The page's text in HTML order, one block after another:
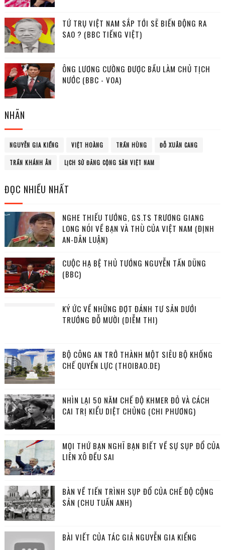
TỨ TRỤ VIỆT NAM SẮP TỚI SẼ BIẾN ĐỘNG RA
SAO ? (BBC TIẾNG VIỆT)
ÔNG LƯƠNG CƯỜNG ĐƯỢC BẦU LÀM CHỦ TỊCH
NƯỚC (BBC - VOA)
NHÃN
NGUYỄN GIA KIỂNG VIỆT HOÀNG TRẦN HÙNG ĐỖ XUÂN CANG
TRẦN KHÁNH ÂN LỊCH SỬ ĐẢNG CỘNG SẢN VIỆT NAM
ĐỌC NHIỀU NHẤT
NGHE THIẾU TƯỚNG, GS.TS TRƯƠNG GIANG
LONG NÓI VỀ BẠN VÀ THÙ CỦA VIỆT NAM (ĐỊNH
AN-DÂN LUẬN)
CUỘC HẠ BỆ THỦ TƯỚNG NGUYỄN TẤN DŨNG
(BBC)
KÝ ỨC VỀ NHỮNG ĐỢT ĐÁNH TƯ SẢN DƯỚI
TRƯỚNG ĐỖ MƯỜI (DIỄM THI)
BỘ CÔNG AN TRỞ THÀNH MỘT SIÊU BỘ KHỐNG
CHẾ QUYỀN LỰC (THOIBAO.DE)
NHÌN LẠI 50 NĂM CHẾ ĐỘ KHMER ĐỎ VÀ CÁCH
CAI TRỊ KIỂU DIỆT CHỦNG (CHI PHƯƠNG)
MỌI THỨ BẠN NGHĨ BẠN BIẾT VỀ SỰ SỤP ĐỔ CỦA
LIÊN XÔ ĐỀU SAI
BÀN VỀ TIẾN TRÌNH SỤP ĐỔ CỦA CHẾ ĐỘ CỘNG
SẢN (CHU TUẤN ANH)
BÀI VIẾT CỦA TÁC GIẢ NGUYỄN GIA KIỂNG